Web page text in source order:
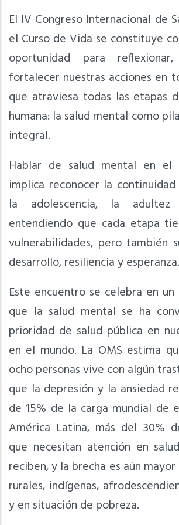
El IV Congreso Internacional de
el Curso de Vida se constituye
oportunidad para
fortalecer nuestras acciones en
que atraviesa todas las etapas
humana: la salud mental como
integral.
Hablar de salud mental en el
implica reconocer la
la adolescencia, la
entendiendo que cada etapa
vulnerabilidades, pero también
desarrollo, resiliencia y esperanza.
Este encuentro se celebra en
que la salud mental se ha
prioridad de salud pública en
en el mundo. La OMS estima
ocho personas vive con algún
que la depresión y la ansiedad
de 15% de la carga mundial de
América Latina, más del 30%
que necesitan atención en
reciben, y la brecha es aún
rurales, indígenas,
y en situación de pobreza.